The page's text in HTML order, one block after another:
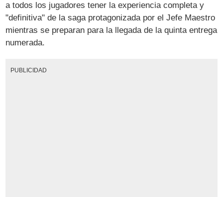
a todos los jugadores tener la experiencia completa y
"definitiva" de la saga protagonizada por el Jefe Maestro
mientras se preparan para la llegada de la quinta entrega
numerada.
PUBLICIDAD